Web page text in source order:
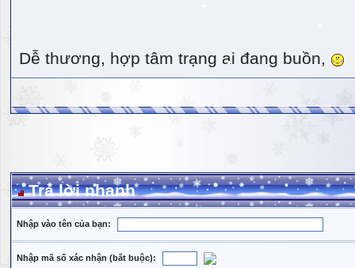
Dễ thương, hợp tâm trạng ai đang buồn,
Trả lời nhanh
Nhập vào tên của bạn:
Nhập mã số xác nhận (bắt buộc):